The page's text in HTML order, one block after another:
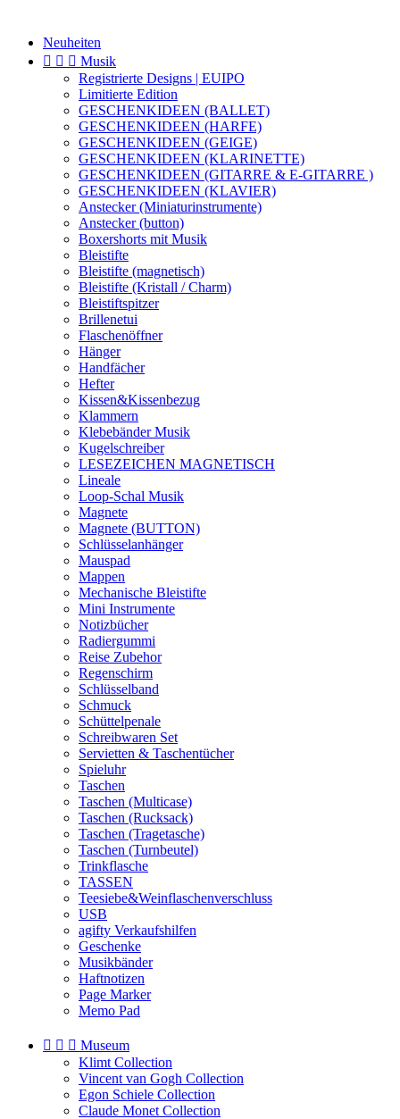
Neuheiten
   Musik
Registrierte Designs | EUIPO
Limitierte Edition
GESCHENKIDEEN (BALLET)
GESCHENKIDEEN (HARFE)
GESCHENKIDEEN (GEIGE)
GESCHENKIDEEN (KLARINETTE)
GESCHENKIDEEN (GITARRE & E-GITARRE )
GESCHENKIDEEN (KLAVIER)
Anstecker (Miniaturinstrumente)
Anstecker (button)
Boxershorts mit Musik
Bleistifte
Bleistifte (magnetisch)
Bleistifte (Kristall / Charm)
Bleistiftspitzer
Brillenetui
Flaschenöffner
Hänger
Handfächer
Hefter
Kissen&Kissenbezug
Klammern
Klebebänder Musik
Kugelschreiber
LESEZEICHEN MAGNETISCH
Lineale
Loop-Schal Musik
Magnete
Magnete (BUTTON)
Schlüsselanhänger
Mauspad
Mappen
Mechanische Bleistifte
Mini Instrumente
Notizbücher
Radiergummi
Reise Zubehor
Regenschirm
Schlüsselband
Schmuck
Schüttelpenale
Schreibwaren Set
Servietten & Taschentücher
Spieluhr
Taschen
Taschen (Multicase)
Taschen (Rucksack)
Taschen (Tragetasche)
Taschen (Turnbeutel)
Trinkflasche
TASSEN
Teesiebe&Weinflaschenverschluss
USB
agifty Verkaufshilfen
Geschenke
Musikbänder
Haftnotizen
Page Marker
Memo Pad
   Museum
Klimt Collection
Vincent van Gogh Collection
Egon Schiele Collection
Claude Monet Collection